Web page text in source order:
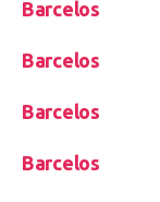
Barcelos
Barcelos
Barcelos
Barcelos